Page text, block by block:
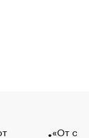
«От